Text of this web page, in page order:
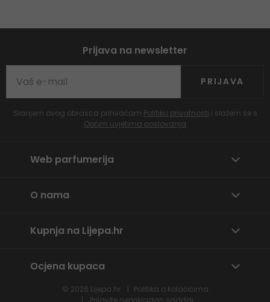
Prijava na newsletter
PRIJAVA
Slanjem ovog obrasca prihvaćam Politiku privatnosti i slažem se s
Općim uvjetima poslovanja
Web parfumerija
O nama
Kupnja na Lijepa.hr
Ocjena kupaca
© 2026 Lijepa.hr
Politika o kolačićima